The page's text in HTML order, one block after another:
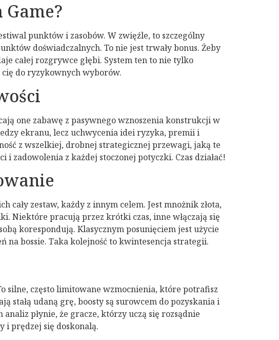
punktów i zasobów. W zwięźle, to szczególny
doświadczalnych. To nie jest trwały bonus. Żeby
całej rozgrywce głębi. System ten to nie tylko
cię do ryzykownych wyborów.
one zabawę z pasywnego wznoszenia konstrukcji w
ekranu, lecz uchwycenia idei ryzyka, premii i
z wszelkiej, drobnej strategicznej przewagi, jaką te
zadowolenia z każdej stoczonej potyczki. Czas działać!
zestaw, każdy z innym celem. Jest mnożnik złota,
Niektóre pracują przez krótki czas, inne włączają się
korespondują. Klasycznym posunięciem jest użycie
na bossie. Taka kolejność to kwintesencja strategii.
silne, często limitowane wzmocnienia, które potrafisz
udaną grę, boosty są surowcem do pozyskania i
płynie, że gracze, którzy uczą się rozsądnie
i prędzej się doskonalą.